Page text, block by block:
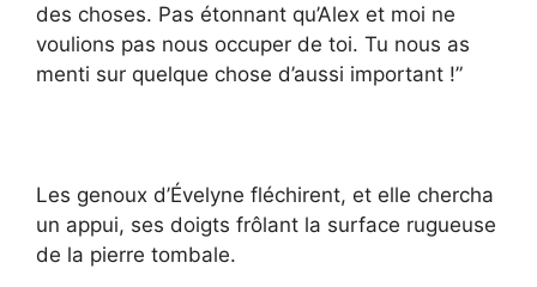
des choses. Pas étonnant qu’Alex et moi ne
voulions pas nous occuper de toi. Tu nous as
menti sur quelque chose d’aussi important !”
Les genoux d’Évelyne fléchirent, et elle chercha
un appui, ses doigts frôlant la surface rugueuse
de la pierre tombale.